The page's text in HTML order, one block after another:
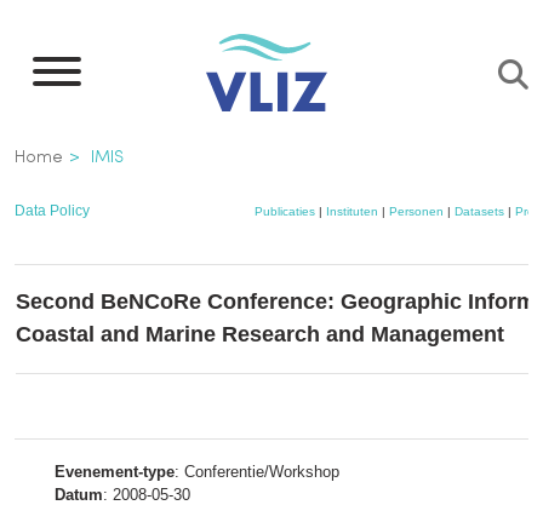
naar
inhoud
gaan
Kruimelpad
Home IMIS
Data Policy Publicaties| Instituten | Personen | Datasets|
Second BeNCoRe Conference: Geographic
Coastal and Marine Research and Management
Evenement-type: Conferentie/Workshop
Datum: 2008-05-30